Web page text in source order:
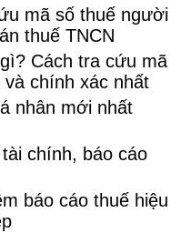
mã số thuế người
thuế TNCN
Cách tra cứu mã
chính xác nhất
nhân mới nhất
chính, báo cáo
báo cáo thuế hiệu